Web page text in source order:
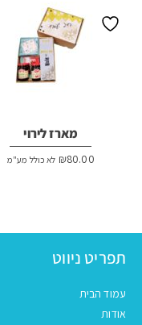
מארז לירוי
₪80.00 לא כולל מע"מ
תפריט ניווט
עמוד הבית
אודות